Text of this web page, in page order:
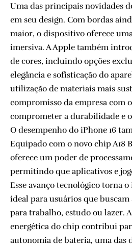
Uma das principais novidades
em seu design. Com bordas
maior, o dispositivo oferece
imersiva. A Apple também
de cores, incluindo opções
elegância e sofisticação do
utilização de materiais mais
compromisso da empresa com
comprometer a durabilidade e
O desempenho do iPhone 16
Equipado com o novo chip A18
oferece um poder de
permitindo que aplicativos e
Esse avanço tecnológico torna o
ideal para usuários que
para trabalho, estudo ou lazer.
energética do chip contribui
autonomia de bateria, uma das